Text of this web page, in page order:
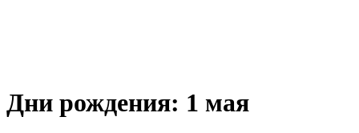
Дни рождения: 1 мая